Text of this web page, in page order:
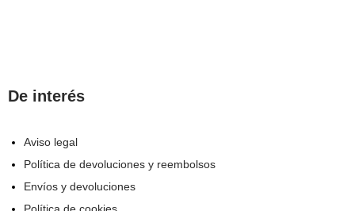
De interés
Aviso legal
Política de devoluciones y reembolsos
Envíos y devoluciones